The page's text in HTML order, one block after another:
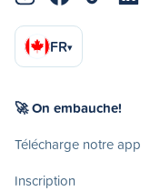
FR▾
🚀 On embauche!
Télécharge notre app
Inscription